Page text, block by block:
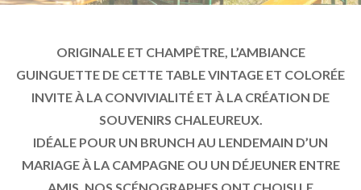
ORIGINALE ET CHAMPÊTRE, L’AMBIANCE
GUINGUETTE DE CETTE TABLE VINTAGE ET COLORÉE
INVITE À LA CONVIVIALITÉ ET À LA CRÉATION DE
SOUVENIRS CHALEUREUX.
IDÉALE POUR UN BRUNCH AU LENDEMAIN D’UN
MARIAGE À LA CAMPAGNE OU UN DÉJEUNER ENTRE